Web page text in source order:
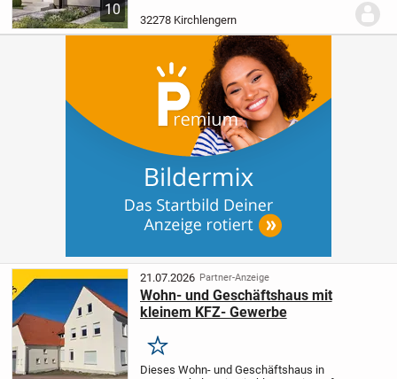
10
zugeschnitten ist: auf Ihre
Lebenssituation und Ihr...
32278 Kirchlengern
21.07.2026 Partner-Anzeige
Wohn- und Geschäftshaus mit
kleinem KFZ- Gewerbe
Merken
Dieses Wohn- und Geschäftshaus in